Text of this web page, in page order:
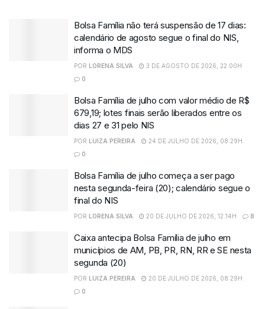
Bolsa Família não terá suspensão de 17 dias:
calendário de agosto segue o final do NIS,
informa o MDS
POR LORENA SILVA
3 DE AGOSTO DE 2026, 22:00H
0
Bolsa Família de julho com valor médio de R$
679,19; lotes finais serão liberados entre os
dias 27 e 31 pelo NIS
POR LUIZA PEREIRA
24 DE JULHO DE 2026, 08:29H
0
Bolsa Família de julho começa a ser pago
nesta segunda-feira (20); calendário segue o
final do NIS
POR LORENA SILVA 20 DE JULHO DE 2026, 12:14H 8
Caixa antecipa Bolsa Família de julho em
municípios de AM, PB, PR, RN, RR e SE nesta
segunda (20)
POR LUIZA PEREIRA
20 DE JULHO DE 2026, 08:29H
0